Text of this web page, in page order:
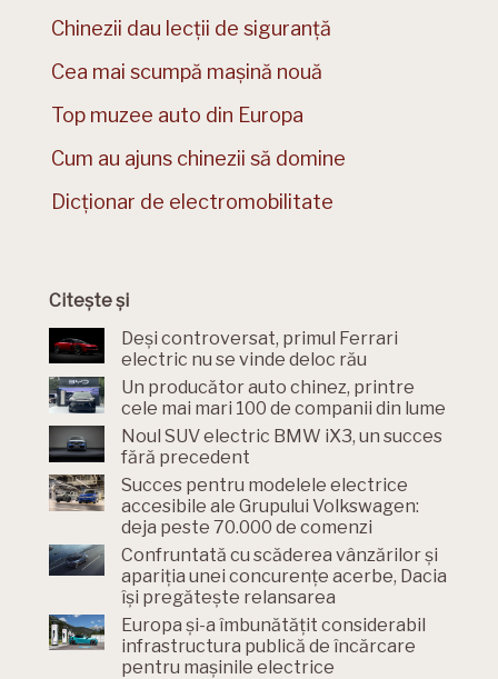
Chinezii dau lecții de siguranță
Cea mai scumpă mașină nouă
Top muzee auto din Europa
Cum au ajuns chinezii să domine
Dicționar de electromobilitate
Citește și
Deși controversat, primul Ferrari
electric nu se vinde deloc rău
Un producător auto chinez, printre
cele mai mari 100 de companii din lume
Noul SUV electric BMW iX3, un succes
fără precedent
Succes pentru modelele electrice
accesibile ale Grupului Volkswagen:
deja peste 70.000 de comenzi
Confruntată cu scăderea vânzărilor și
apariția unei concurențe acerbe, Dacia
își pregătește relansarea
Europa și-a îmbunătățit considerabil
infrastructura publică de încărcare
pentru mașinile electrice